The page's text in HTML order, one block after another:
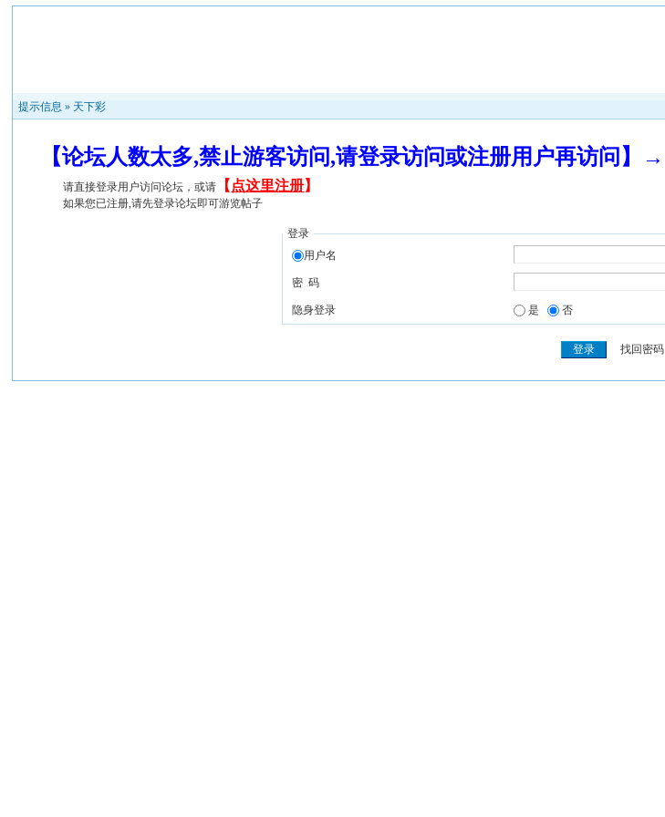
提示信息 » 天下彩
【论坛人数太多,禁止游客访问,请登录访问或注册用户再访问】→
请直接登录用户访问论坛，或请 【 点这里注册】
如果您已注册,请先登录论坛即可游览帖子
登录
用户名
密 码
隐身登录 是 否
找回密码